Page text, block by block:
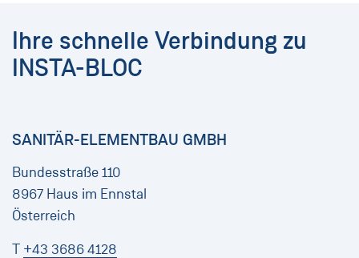
Ihre schnelle Verbindung zu
INSTA-BLOC
SANITÄR-ELEMENTBAU GMBH
Bundesstraße 110
8967 Haus im Ennstal
Österreich
T +43 3686 4128